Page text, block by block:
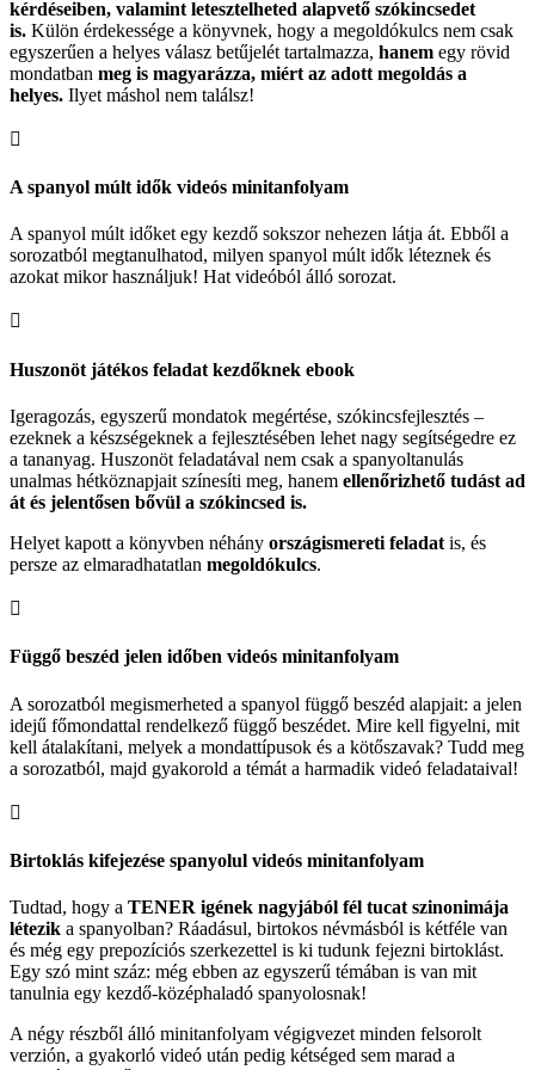
kérdéseiben, valamint letesztelheted alapvető szókincsedet
is. Külön érdekessége a könyvnek, hogy a megoldókulcs nem csak
egyszerűen a helyes válasz betűjelét tartalmazza, hanem egy rövid
mondatban meg is magyarázza, miért az adott megoldás a
helyes. Ilyet máshol nem találsz!

A spanyol múlt idők videós minitanfolyam
A spanyol múlt időket egy kezdő sokszor nehezen látja át. Ebből a
sorozatból megtanulhatod, milyen spanyol múlt idők léteznek és
azokat mikor használjuk! Hat videóból álló sorozat.

Huszonöt játékos feladat kezdőknek ebook
Igeragozás, egyszerű mondatok megértése, szókincsfejlesztés –
ezeknek a készségeknek a fejlesztésében lehet nagy segítségedre ez
a tananyag. Huszonöt feladatával nem csak a spanyoltanulás
unalmas hétköznapjait színesíti meg, hanem ellenőrizhető tudást ad
át és jelentősen bővül a szókincsed is.
Helyet kapott a könyvben néhány országismereti feladat is, és
persze az elmaradhatatlan megoldókulcs.

Függő beszéd jelen időben videós minitanfolyam
A sorozatból megismerheted a spanyol függő beszéd alapjait: a jelen
idejű főmondattal rendelkező függő beszédet. Mire kell figyelni, mit
kell átalakítani, melyek a mondattípusok és a kötőszavak? Tudd meg
a sorozatból, majd gyakorold a témát a harmadik videó feladataival!

Birtoklás kifejezése spanyolul videós minitanfolyam
Tudtad, hogy a TENER igének nagyjából fél tucat szinonimája
létezik a spanyolban? Ráadásul, birtokos névmásból is kétféle van
és még egy prepozíciós szerkezettel is ki tudunk fejezni birtoklást.
Egy szó mint száz: még ebben az egyszerű témában is van mit
tanulnia egy kezdő-középhaladó spanyolosnak!
A négy részből álló minitanfolyam végigvezet minden felsorolt
verzión, a gyakorló videó után pedig kétséged sem marad a